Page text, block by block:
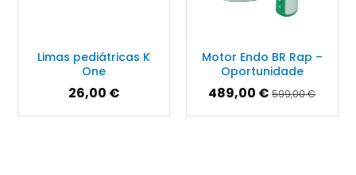
Limas pediátricas K
One
26,00 €
Motor Endo BR Rap –
Oportunidade
489,00 €599,00 €